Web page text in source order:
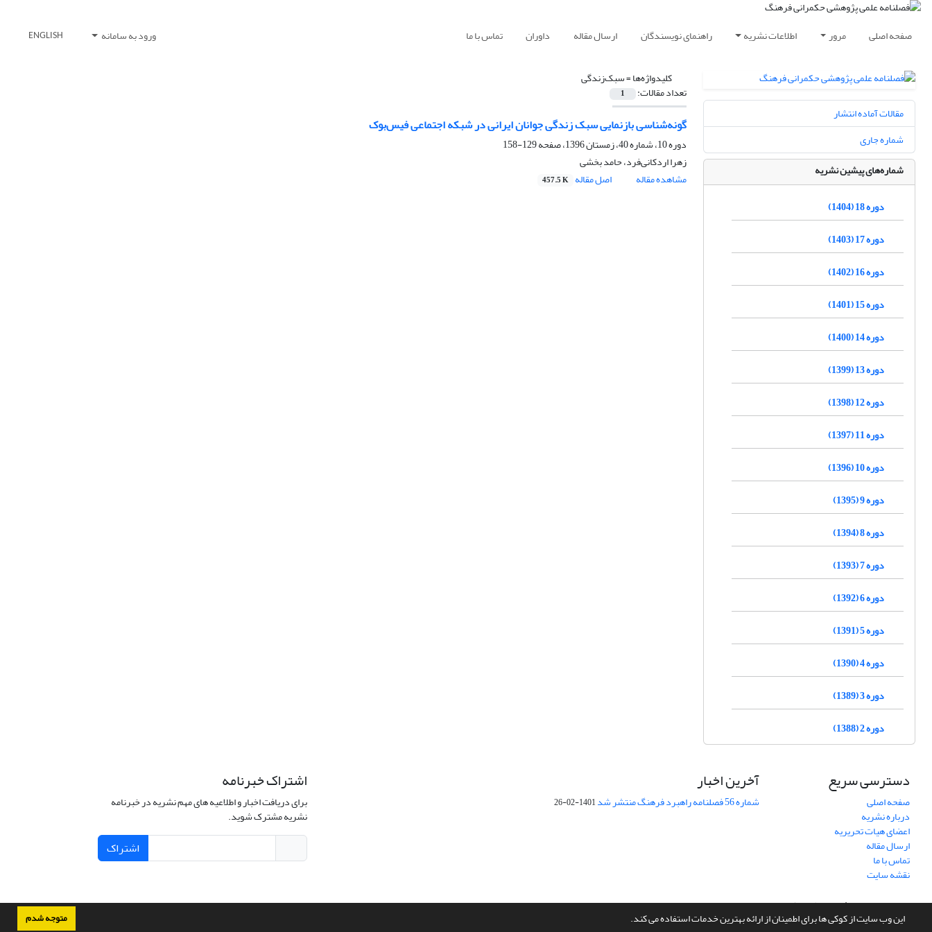
این وب سایت از کوکی ها برای اطمینان از ارائه بهترین خدمات استفاده می کند. متوجه شدم
صفحه اصلی مرور اطلاعات نشریه راهنمای نویسندگان ارسال مقاله داوران تماس با ما ورود به سامانه ENGLISH
کلیدواژه‌ها =سبک‌زندگی
تعداد مقالات: 1
گونه‌شناسی بازنمایی سبک زندگی جوانان ایرانی در شبکه اجتماعی فیس‌‌بوک
دوره 10، شماره 40، زمستان 1396، صفحه
129-158
زهرا اردکانی‌فرد، حامد بخشی
مشاهده مقاله
اصل مقاله 457.5 K
مقالات آماده انتشار
شماره جاری
شماره‌های پیشین نشریه
دوره 18 (1404)
دوره 17 (1403)
دوره 16 (1402)
دوره 15 (1401)
دوره 14 (1400)
دوره 13 (1399)
دوره 12 (1398)
دوره 11 (1397)
دوره 10 (1396)
دوره 9 (1395)
دوره 8 (1394)
دوره 7 (1393)
دوره 6 (1392)
دوره 5 (1391)
دوره 4 (1390)
دوره 3 (1389)
دوره 2 (1388)
دسترسی سریع
صفحه اصلی
درباره نشریه
اعضای هیات تحریریه
ارسال مقاله
تماس با ما
نقشه سایت
آخرین اخبار
شماره 56 فصلنامه راهبرد فرهنگ منتشر شد 1401-02-26
اشتراک خبرنامه
برای دریافت اخبار و اطلاعیه های مهم نشریه در خبرنامه
نشریه مشترک شوید.
اشتراک
سامانه مدیریت نشریات علمی.طراحی و پیاده سازی ازسیناوب